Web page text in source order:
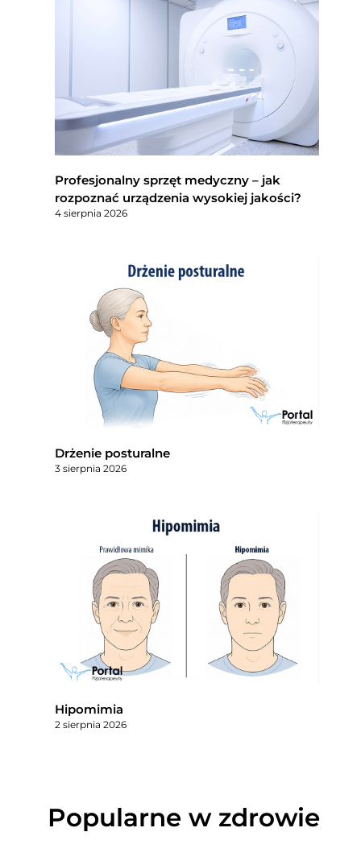
Profesjonalny sprzęt medyczny – jak
rozpoznać urządzenia wysokiej jakości?
4 sierpnia 2026
Drżenie posturalne
3 sierpnia 2026
Hipomimia
2 sierpnia 2026
Popularne w zdrowie